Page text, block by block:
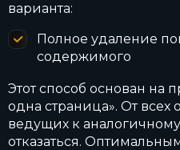
варианта:
Полное удаление
содержимого
Этот способ основан на
одна страница». От всех
ведущих к
отказаться.